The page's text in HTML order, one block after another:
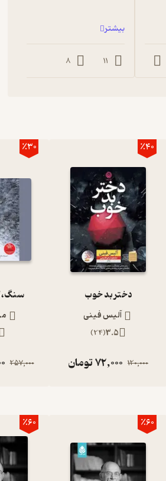
بیشتر
11
8
٪40
دختر بد خوب
آلیس فینی
3.5
(
24
)
120,000
72,000تومان
٪30
سنگ،
257,000
٪60 ٪60